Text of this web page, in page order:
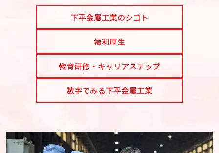
下平金属工業のシゴト
福利厚生
教育研修・キャリアステップ
数字でみる下平金属工業